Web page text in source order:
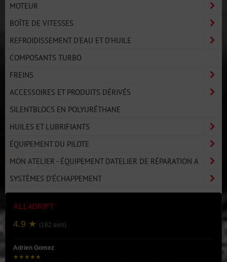
MOTEUR
BOÎTE DE VITESSES
REFROIDISSEMENT D'EAU ET D'HUILE
COMPOSANTS TURBO
FREINS
ACCESSOIRES ET PRODUITS DÉRIVÉS
SILENTBLOCS EN POLYURÉTHANE
HUILES ET LUBRIFIANTS
ÉQUIPEMENT DU PILOTE
MON ATELIER - ÉQUIPEMENT D'ATELIER DE RÉPARATION A
SYSTÈMES D'ÉCHAPPEMENT
ALL4DRIFT
4.9 ★ (182 avis)
Adrien Gomez
★★★★★